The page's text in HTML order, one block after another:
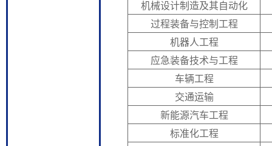
机械设计制造及其自动化
过程装备与控制工程
机器人工程
应急装备技术与工程
车辆工程
交通运输
新能源汽车工程
标准化工程